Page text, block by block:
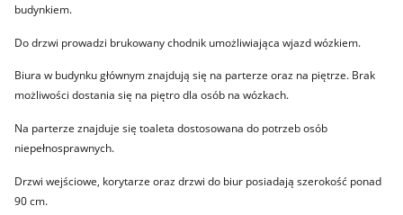
budynkiem.
Do drzwi prowadzi brukowany chodnik umożliwiająca wjazd wózkiem.
Biura w budynku głównym znajdują się na parterze oraz na piętrze. Brak
możliwości dostania się na piętro dla osób na wózkach.
Na parterze znajduje się toaleta dostosowana do potrzeb osób
niepełnosprawnych.
Drzwi wejściowe, korytarze oraz drzwi do biur posiadają szerokość ponad
90 cm.